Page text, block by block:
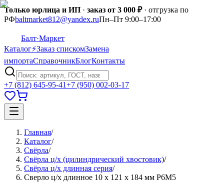
Только юрлица и ИП · заказ от 3 000 ₽· отгрузка по
РФbaltmarket812@yandex.ruПн–Пт 9:00–17:00
Балт·Маркет
Каталог⚡Заказ спискомЗамена
импортаСправочникБлогКонтакты
+7 (812) 645-95-41+7 (950) 002-03-17
Главная/
Каталог/
Свёрла/
Свёрла ц/х (цилиндрический хвостовик)/
Свёрла ц/х длинная серия/
Сверло ц/х длинное 10 х 121 х 184 мм Р6М5